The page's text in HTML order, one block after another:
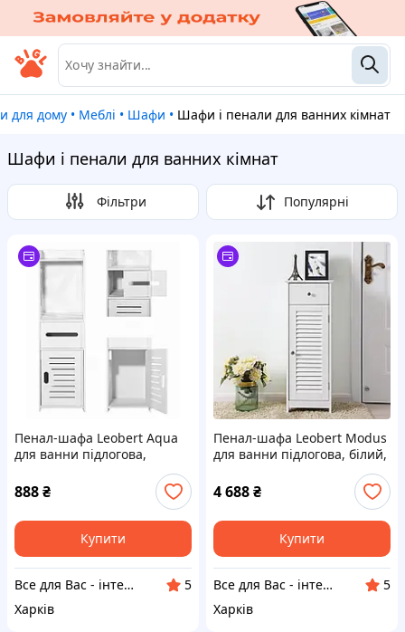
для дому • Меблі • Шафи • Шафи і пенали для ванних кімнат
Шафи і пенали для ванних кімнат
Фільтри Популярні
Пенал-шафа Leobert Aqua
для ванни підлогова,
888₴
Купити
Все для Вас - інтернет магазин товарів для дому, спорту та відпочинку
5
Харків
Пенал-шафа Leobert Modus
для ванни підлогова, білий,
4 688₴
Купити
Все для Вас - інтернет магазин товарів для дому, спорту та відпочинку
5
Харків